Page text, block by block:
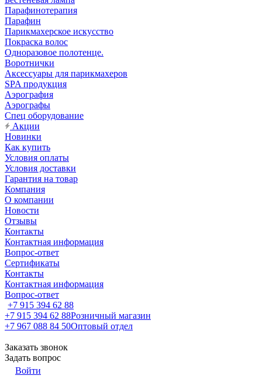
Парафинотерапия
Парафин
Парикмахерское искусство
Покраска волос
Одноразовое полотенце.
Воротнички
Аксессуары для парикмахеров
SPA продукция
Аэрография
Аэрографы
Спец оборудование
Акции
Новинки
Как купить
Условия оплаты
Условия доставки
Гарантия на товар
Компания
О компании
Новости
Отзывы
Контакты
Контактная информация
Вопрос-ответ
Сертификаты
Контакты
Контактная информация
Вопрос-ответ
+7 915 394 62 88
+7 915 394 62 88Розничный магазин
+7 967 088 84 50Оптовый отдел
Заказать звонок
Задать вопрос
Войти